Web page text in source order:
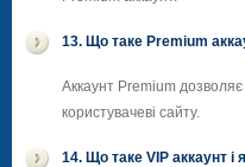
13. Що таке Premium
Аккаунт Premium
користувачеві сайту.
14. Що таке VIP аккаунт і